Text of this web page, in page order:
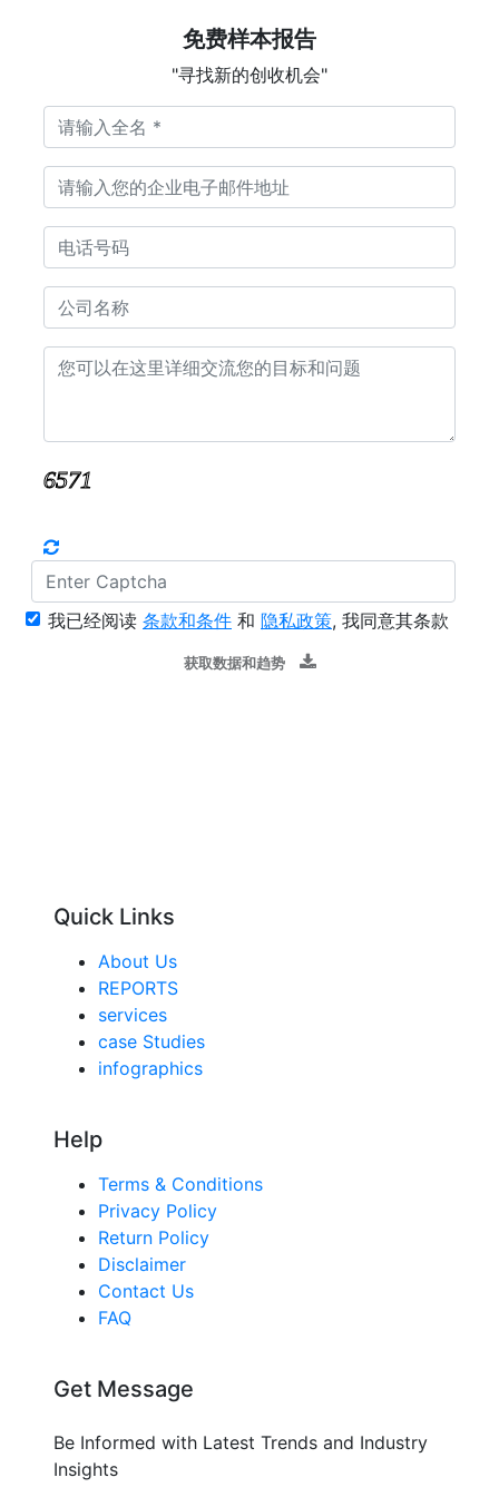
免费样本报告
"寻找新的创收机会"
我已经阅读 条款和条件 和 隐私政策, 我同意其条款
获取数据和趋势
Quick Links
About Us
REPORTS
services
case Studies
infographics
Help
Terms & Conditions
Privacy Policy
Return Policy
Disclaimer
Contact Us
FAQ
Get Message
Be Informed with Latest Trends and Industry
Insights